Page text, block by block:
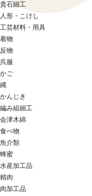
貴石細工
人形・こけし
工芸材料・用具
着物
反物
呉服
かご
縄
かんじき
編み組細工
会津木綿
食べ物
魚介類
蜂蜜
水産加工品
精肉
肉加工品